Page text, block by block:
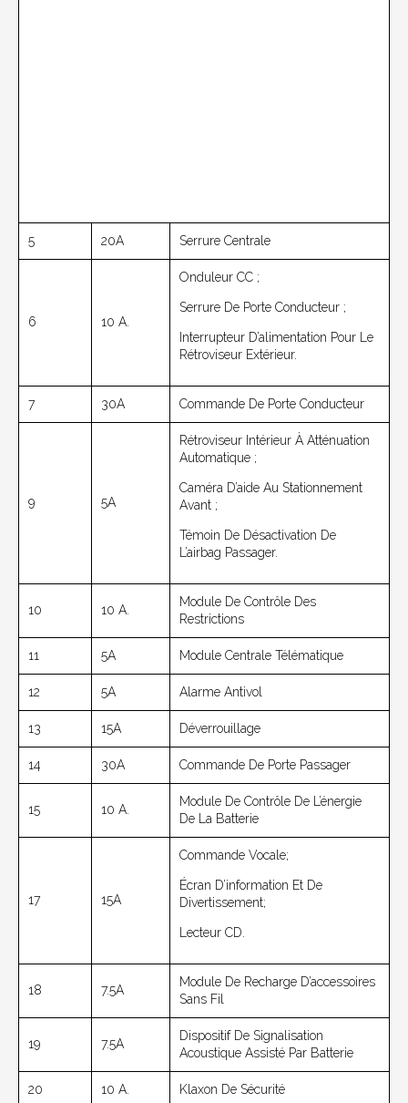
5 20A Serrure Centrale
6 10 A.
Onduleur CC ;
Serrure De Porte Conducteur ;
Interrupteur D’alimentation Pour Le
Rétroviseur Extérieur.
7 30A Commande De Porte Conducteur
9 5A
Rétroviseur Intérieur À Atténuation
Automatique ;
Caméra D’aide Au Stationnement
Avant ;
Témoin De Désactivation De
L’airbag Passager.
10 10 A.
Module De Contrôle Des
Restrictions
11 5A Module Centrale Télématique
12 5A Alarme Antivol
13 15A Déverrouillage
14 30A Commande De Porte Passager
15 10 A.
Module De Contrôle De L’énergie
De La Batterie
17 15A
Commande Vocale;
Écran D’information Et De
Divertissement;
Lecteur CD.
18 7.5A
Module De Recharge D’accessoires
Sans Fil
19 7.5A
Dispositif De Signalisation
Acoustique Assisté Par Batterie
20 10 A. Klaxon De Sécurité